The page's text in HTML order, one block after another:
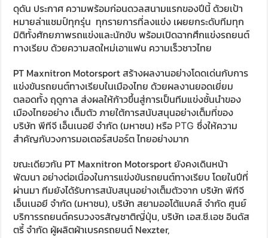
ดุดัน ประกาศ ความพร้อมก่อนดวลสนามแรกของปีนี้ ด้วยเป้า
หมายล่าแชมป์ทุกรุ่น ทุกรายการที่ลงแข่ง เผยยกระดับทีมทุก
มิติทั้งศักยภาพรถแข่งและนักขับ พร้อมเปิดฉากศึกแข่งรถยนต์
ทางเรียบ ด้วยความสดใหม่เอาแฟน ความเร็วชาวไทย
PT Maxnitron Motorsport สร้างผลงานอย่างโดดเด่นกับการ
แข่งขันรถยนต์ทางเรียบในเมืองไทย ด้วยผลงานยอดเยี่ยม
ตลอดทั้ง ฤดูกาล ส่งผลให้ก้าวขึ้นสู่การเป็นทีมแข่งชั้นนำของ
เมืองไทยอย่าง เต็มตัว ภายใต้การสนับสนุนอย่างเต็มที่ของ
บริษัท พีทีจี เอ็นเนอยี จำกัด (มหาชน) หรือ PTGซึ่งให้ความ
สำคัญกับวงการมอเตอร์สปอร์ต ไทยอย่างมาก
ขณะเดียวกัน PT Maxnitron Motorsportยังคงเดินหน้า
พัฒนา อย่างต่อเนื่องในการแข่งขันรถยนต์ทางเรียบ โดยในปีที่
ผ่านมา ทีมยังได้รับการสนับสนุนอย่างเต็มตัวจาก บริษัท พีทีจี
เอ็นเนอยี จำกัด (มหาชน), บริษัท สยามออโต้แบคส์ จำกัด ศูนย์
บริการรถยนต์ครบวงจรสัญชาติญี่ปุ่น, บริษัท เอส.ซี.เอช อินดัส
ตรี้ จำกัด ผู้ผลิตผ้าเบรครถยนต์ Nexzter,